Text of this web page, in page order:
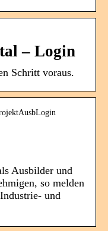
– Login
Schritt voraus.
Ausbilder und
so melden
und